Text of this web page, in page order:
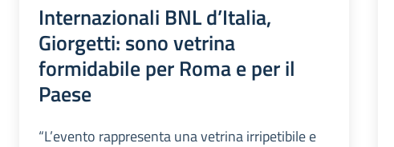
Internazionali BNL d’Italia,
Giorgetti: sono vetrina
formidabile per Roma e per il
Paese
“L’evento rappresenta una vetrina irripetibile e